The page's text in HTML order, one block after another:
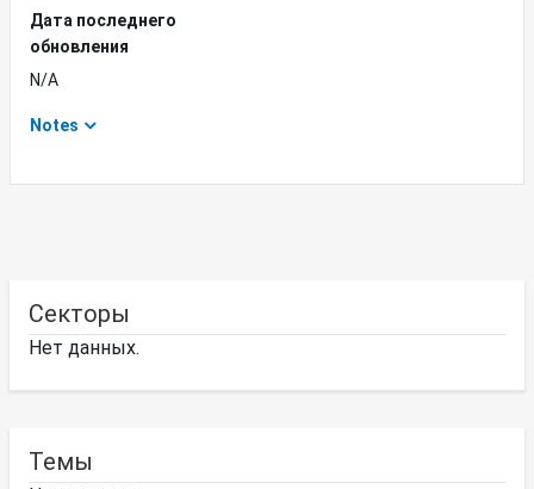
Дата последнего
обновления
N/A
Notes
Секторы
Нет данных.
Темы